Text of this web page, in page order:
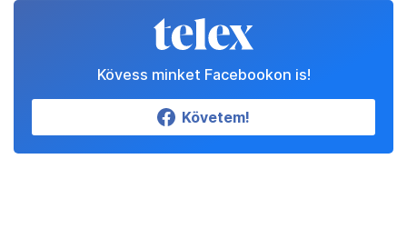
Kövess minket Facebookon is!
Követem!